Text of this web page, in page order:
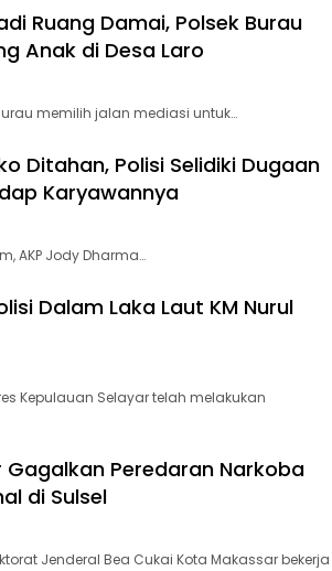
Ruang Damai, Polsek Burau
Anak di Desa Laro
Burau memilih jalan mediasi untuk…
Ditahan, Polisi Selidiki Dugaan
Karyawannya
AKP Jody Dharma…
Dalam Laka Laut KM Nurul
Kepulauan Selayar telah melakukan
Gagalkan Peredaran Narkoba
di Sulsel
Jenderal Bea Cukai Kota Makassar bekerja